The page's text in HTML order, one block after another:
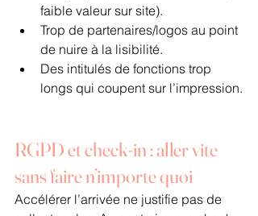
faible valeur sur site).
Trop de partenaires/logos au point
de nuire à la lisibilité.
Des intitulés de fonctions trop
longs qui coupent sur l’impression.
RGPD et check-in : aller vite
sans faire n’importe quoi
Accélérer l’arrivée ne justifie pas de